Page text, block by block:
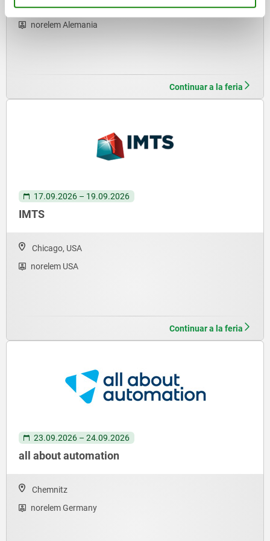
Stuttgart, Alemania | Pabellón 1 | Puesto 1D80
norelem Alemania
Continuar a la feria
17.09.2026 – 19.09.2026
IMTS
Chicago, USA
norelem USA
Continuar a la feria
23.09.2026 – 24.09.2026
all about automation
Chemnitz
norelem Germany